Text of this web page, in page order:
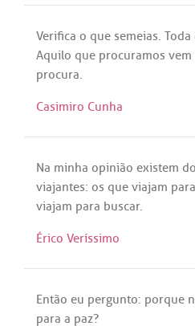
Verifica o que semeias. Toda
Aquilo que procuramos vem
procura.
Casimiro Cunha
Na minha opinião existem
viajantes: os que viajam para
viajam para buscar.
Érico Veríssimo
Então eu pergunto: porque
para a paz?